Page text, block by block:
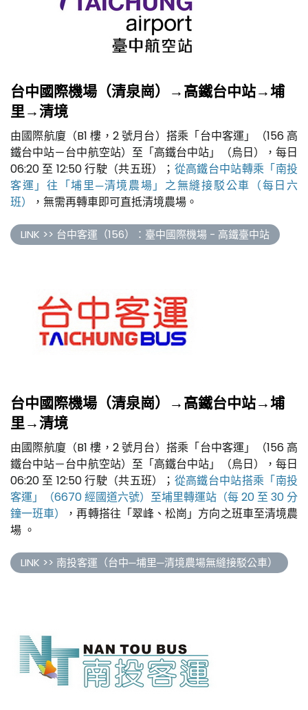
台中國際機場（清泉崗）→高鐵台中站→埔
里→清境
由國際航廈（B1 樓，2 號月台）搭乘「台中客運」（156 高
鐵台中站－台中航空站）至「高鐵台中站」（烏日），每日
06:20 至 12:50 行駛（共五班）； 從高鐵台中站轉乘「南投
客運」往「埔里─清境農場」之無縫接駁公車（每日六
班）
，無需再轉車即可直抵清境農場。
LINK >> 台中客運（156）：臺中國際機場 - 高鐵臺中站
台中國際機場（清泉崗）→高鐵台中站→埔
里→清境
由國際航廈（B1 樓，2 號月台）搭乘「台中客運」（156 高
鐵台中站－台中航空站）至「高鐵台中站」（烏日），每日
06:20 至 12:50 行駛（共五班）； 從高鐵台中站搭乘「南投
客運」（6670 經國道六號）至埔里轉運站（每 20 至 30 分
鐘一班車）
，再轉搭往「翠峰、松崗」方向之班車至清境農
場 。
LINK >> 南投客運（台中─埔里─清境農場無縫接駁公車）